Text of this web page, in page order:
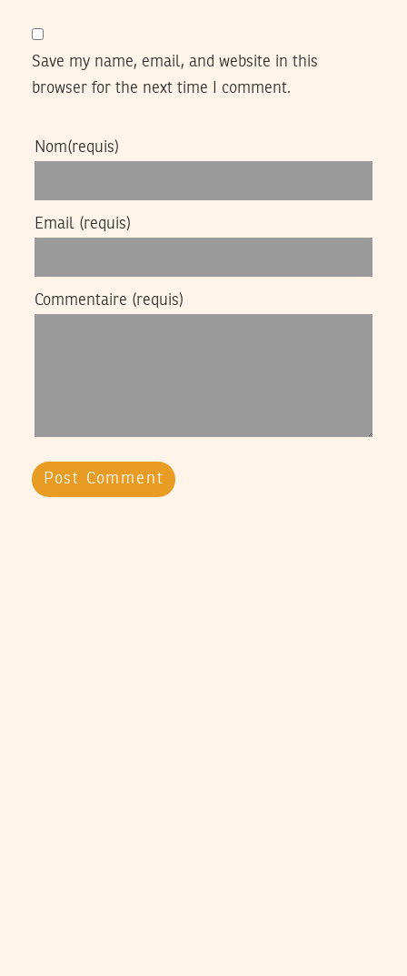
Save my name, email, and website in this
browser for the next time I comment.
Nom(requis)
Email (requis)
Commentaire (requis)